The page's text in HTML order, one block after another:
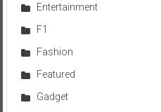
Entertainment
F1
Fashion
Featured
Gadget